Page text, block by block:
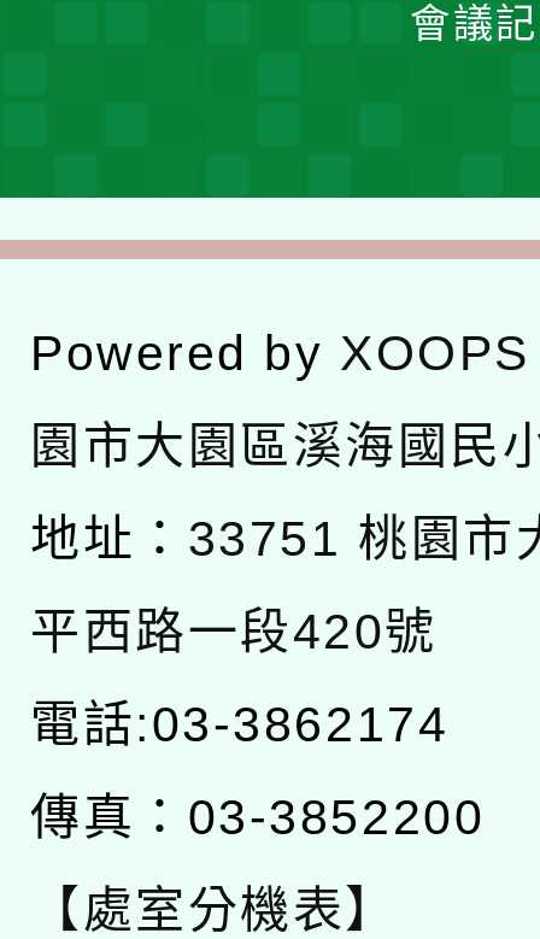
會議
Powered by XOOPS
園市大園區溪海國民
地址： 33751 桃園市
平西路一段420號
電話:03-3862174
傳真：03-3852200
【處室分機表】